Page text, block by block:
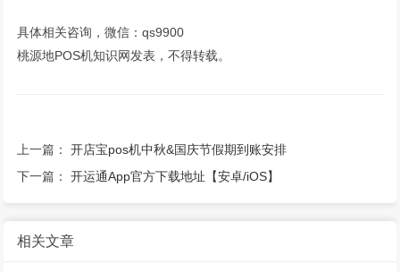
具体相关咨询，微信：qs9900
桃源地POS机知识网发表，不得转载。
上一篇：开店宝pos机中秋&国庆节假期到账安排
下一篇：开运通App官方下载地址【安卓/iOS】
相关文章